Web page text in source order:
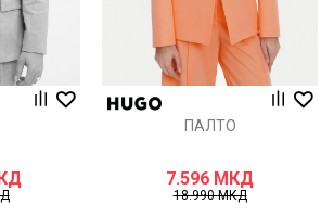
ПАЛТО
7.596 МКД
18.990МКД